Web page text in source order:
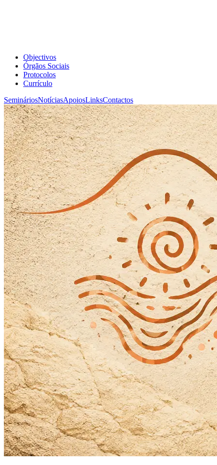
Objectivos
Órgãos Sociais
Protocolos
Currículo
SemináriosNotíciasApoiosLinksContactos